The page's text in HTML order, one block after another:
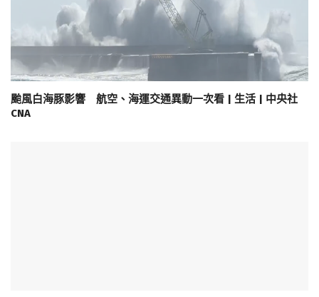
颱風白海豚影響 航空、海運交通異動一次看 | 生活 | 中央社
CNA